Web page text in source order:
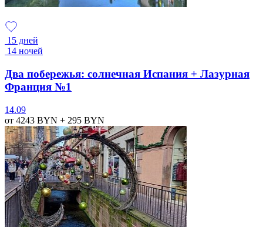
15 дней
14 ночей
Два побережья: солнечная Испания + Лазурная
Франция №1
14.09
от 4243 BYN + 295 BYN